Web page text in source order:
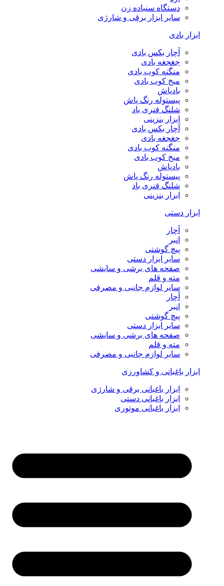
دستگاه سنباده زن
سایر ابزار برقی و شارژی
ابزار بادی
آچار بکس بادی
جغجغه بادی
منگنه کوب بادی
میخ کوب بادی
بادپاش
پیستوله رنگ پاش
شلنگ فنری باد
ابزار بنزینی
آچار بکس بادی
جغجغه بادی
منگنه کوب بادی
میخ کوب بادی
بادپاش
پیستوله رنگ پاش
شلنگ فنری باد
ابزار بنزینی
ابزار دستی
آچار
انبر
پیچ گوشتی
سایر ابزار دستی
صفحه های برشی و سایشی
مته و قلم
سایر لوازم جانبی و مصرفی
آچار
انبر
پیچ گوشتی
سایر ابزار دستی
صفحه های برشی و سایشی
مته و قلم
سایر لوازم جانبی و مصرفی
ابزار باغبانی و کشاورزی
ابزار باغبانی برقی و شارژی
ابزار باغبانی دستی
ابزار باغبانی موتوری